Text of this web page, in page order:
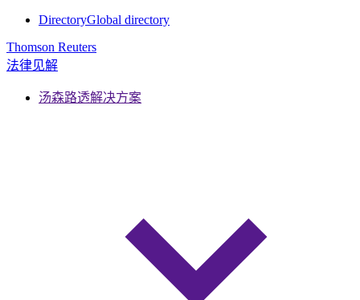
DirectoryGlobal directory
Thomson Reuters
法律见解
汤森路透解决方案